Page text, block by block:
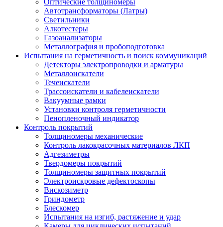
Оптические толщиномеры
Автотрансформаторы (Латры)
Светильники
Алкотестеры
Газоанализаторы
Металлография и пробоподготовка
Испытания на герметичность и поиск коммуникаций
Детекторы электропроводки и арматуры
Металлоискатели
Течеискатели
Трассоискатели и кабелеискатели
Вакуумные рамки
Установки контроля герметичности
Пенопленочный индикатор
Контроль покрытий
Толщиномеры механические
Контроль лакокрасочных материалов ЛКП
Адгезиметры
Твердомеры покрытий
Толщиномеры защитных покрытий
Электроискровые дефектоскопы
Вискозиметр
Гриндометр
Блескомер
Испытания на изгиб, растяжение и удар